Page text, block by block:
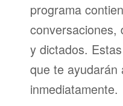
programa
conversaciones,
y dictados.
que te ayudarán
inmediatamente.